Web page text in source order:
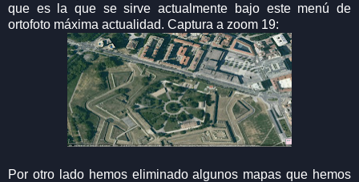
que es la que se sirve actualmente bajo este menú de
ortofoto máxima actualidad. Captura a zoom 19:
Por otro lado hemos eliminado algunos mapas que hemos